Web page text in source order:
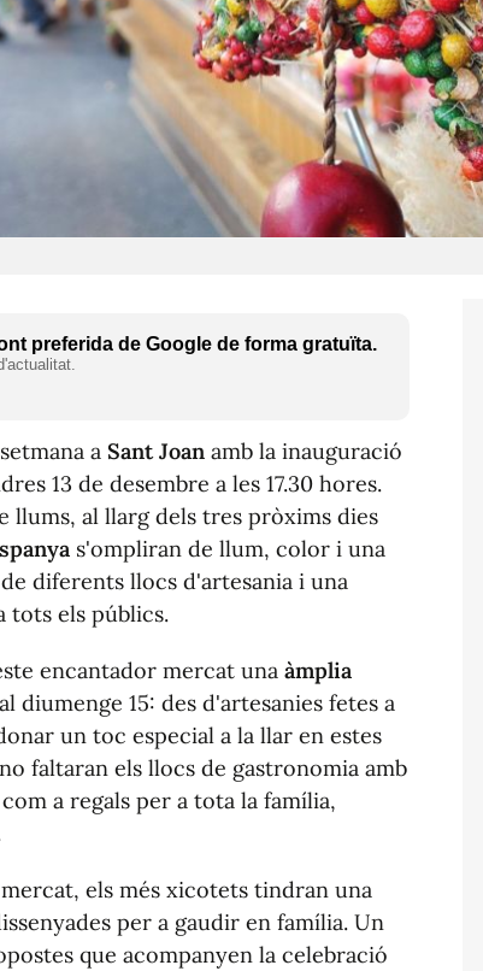
preferida de Google de forma gratuïta.
a Sant Joan amb la inauguració
13 de desembre a les 17.30 hores.
llums, al llarg dels tres pròxims dies
s'ompliran de llum, color i una
diferents llocs d'artesania i una
tots els públics.
encantador mercat una àmplia
diumenge 15: des d'artesanies fetes a
un toc especial a la llar en estes
faltaran els llocs de gastronomia amb
com a regals per a tota la família,
els més xicotets tindran una
per a gaudir en família. Un
que acompanyen la celebració